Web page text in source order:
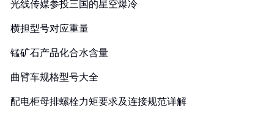
光线传媒参投三国的星空爆冷
横担型号对应重量
锰矿石产品化合水含量
曲臂车规格型号大全
配电柜母排螺栓力矩要求及连接规范详解